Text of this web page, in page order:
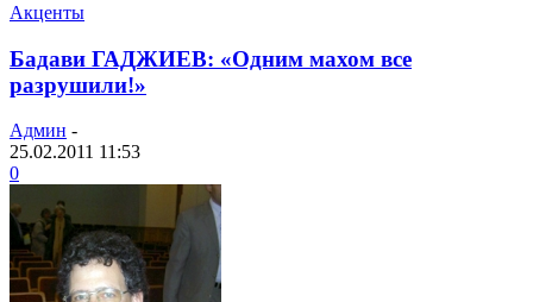
Акценты
Бадави ГАДЖИЕВ: «Одним махом все
разрушили!»
Админ -
25.02.2011 11:53
0